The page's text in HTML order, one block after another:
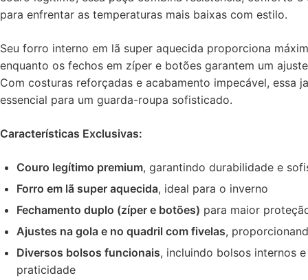
para enfrentar as temperaturas mais baixas com estilo.
Seu forro interno em lã super aquecida proporciona
enquanto os fechos em zíper e botões garantem um
Com costuras reforçadas e acabamento impecável, essa
essencial para um guarda-roupa sofisticado.
Características Exclusivas:
Couro legítimo premium, garantindo durabilidade e
Forro em lã super aquecida, ideal para o inverno
Fechamento duplo (zíper e botões) para maior
Ajustes na gola e no quadril com fivelas,
Diversos bolsos funcionais, incluindo bolsos internos
praticidade